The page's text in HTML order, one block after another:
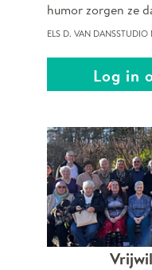
humor zorgen ze
mensen uit onze
Log in